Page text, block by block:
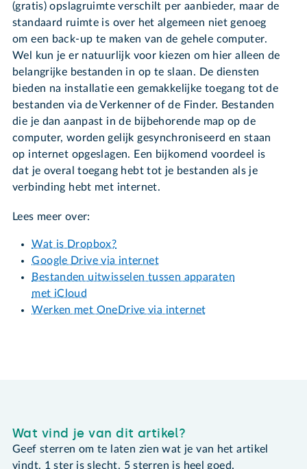
(gratis) opslagruimte verschilt per aanbieder, maar de
standaard ruimte is over het algemeen niet genoeg
om een back-up te maken van de gehele computer.
Wel kun je er natuurlijk voor kiezen om hier alleen de
belangrijke bestanden in op te slaan. De diensten
bieden na installatie een gemakkelijke toegang tot de
bestanden via de Verkenner of de Finder. Bestanden
die je dan aanpast in de bijbehorende map op de
computer, worden gelijk gesynchroniseerd en staan
op internet opgeslagen. Een bijkomend voordeel is
dat je overal toegang hebt tot je bestanden als je
verbinding hebt met internet.
Lees meer over:
Wat is Dropbox?
Google Drive via internet
Bestanden uitwisselen tussen apparaten
met iCloud
Werken met OneDrive via internet
Wat vind je van dit artikel?
Geef sterren om te laten zien wat je van het artikel
vindt. 1 ster is slecht, 5 sterren is heel goed.